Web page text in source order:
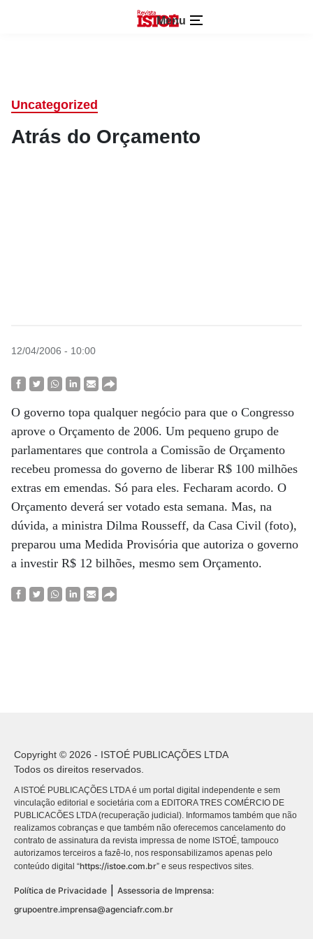
Menu
Uncategorized
Atrás do Orçamento
12/04/2006 - 10:00
O governo topa qualquer negócio para que o Congresso
aprove o Orçamento de 2006. Um pequeno grupo de
parlamentares que controla a Comissão de Orçamento
recebeu promessa do governo de liberar R$ 100 milhões
extras em emendas. Só para eles. Fecharam acordo. O
Orçamento deverá ser votado esta semana. Mas, na
dúvida, a ministra Dilma Rousseff, da Casa Civil (foto),
preparou uma Medida Provisória que autoriza o governo
a investir R$ 12 bilhões, mesmo sem Orçamento.
Copyright © 2026 - ISTOÉ PUBLICAÇÕES LTDA
Todos os direitos reservados.
A ISTOÉ PUBLICAÇÕES LTDA é um portal digital independente e sem
vinculação editorial e societária com a EDITORA TRES COMÉRCIO DE
PUBLICACÕES LTDA (recuperação judicial). Informamos também que não
realizamos cobranças e que também não oferecemos cancelamento do
contrato de assinatura da revista impressa de nome ISTOÉ, tampouco
autorizamos terceiros a fazê-lo, nos responsabilizamos apenas pelo
conteúdo digital “https://istoe.com.br” e seus respectivos sites.
Política de Privacidade
Assessoria de Imprensa:
grupoentre.imprensa@agenciafr.com.br